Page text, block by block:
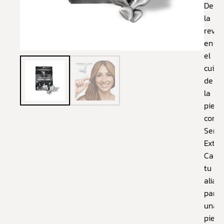
la
en
el
de
la
piel
con
Care:
tu
para
una
piel